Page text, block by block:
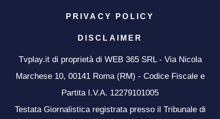
PRIVACY POLICY
DISCLAIMER
Tvplay.it di proprietà di WEB 365 SRL - Via Nicola
Marchese 10, 00141 Roma (RM) - Codice Fiscale e
Partita I.V.A. 12279101005
Testata Giornalistica registrata presso il Tribunale di